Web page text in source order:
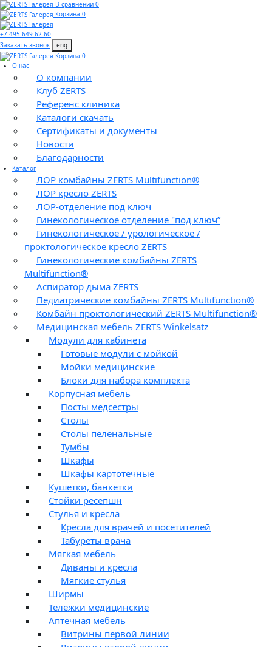
В сравнении 0
Корзина 0
+7 495-649-62-60
Заказать звонок
eng
Корзина 0
О нас
О компании
Клуб ZERTS
Референс клиника
Каталоги скачать
Сертификаты и документы
Новости
Благодарности
Каталог
ЛОР комбайны ZERTS Multifunction®
ЛОР кресло ZERTS
ЛОР-отделение под ключ
Гинекологическое отделение "под ключ”
Гинекологическое / урологическое /
проктологическое кресло ZERTS
Гинекологические комбайны ZERTS
Multifunction®
Аспиратор дыма ZERTS
Педиатрические комбайны ZERTS Multifunction®
Комбайн проктологический ZERTS Multifunction®
Медицинская мебель ZERTS Winkelsatz
Модули для кабинета
Готовые модули с мойкой
Мойки медицинские
Блоки для набора комплекта
Корпусная мебель
Посты медсестры
Столы
Столы пеленальные
Тумбы
Шкафы
Шкафы картотечные
Кушетки, банкетки
Стойки ресепшн
Стулья и кресла
Кресла для врачей и посетителей
Табуреты врача
Мягкая мебель
Диваны и кресла
Мягкие стулья
Ширмы
Тележки медицинские
Аптечная мебель
Витрины первой линии